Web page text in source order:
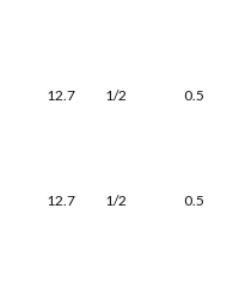
12.7 1/2 0.5
12.7 1/2 0.5